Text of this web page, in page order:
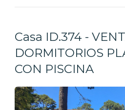
Casa ID.374 -
DORMITORIOS
CON PISCINA